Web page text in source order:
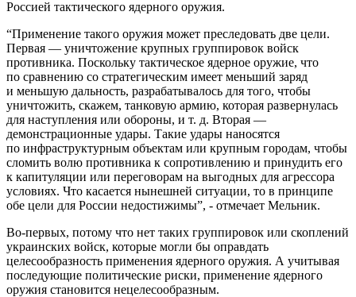
Россией тактического ядерного оружия.
“Применение такого оружия может преследовать две цели.
Первая — уничтожение крупных группировок войск
противника. Поскольку тактическое ядерное оружие, что
по сравнению со стратегическим имеет меньший заряд
и меньшую дальность, разрабатывалось для того, чтобы
уничтожить, скажем, танковую армию, которая развернулась
для наступления или обороны, и т. д. Вторая —
демонстрационные удары. Такие удары наносятся
по инфраструктурным объектам или крупным городам, чтобы
сломить волю противника к сопротивлению и принудить его
к капитуляции или переговорам на выгодных для агрессора
условиях. Что касается нынешней ситуации, то в принципе
обе цели для России недостижимы”, - отмечает Мельник.
Во-первых, потому что нет таких группировок или скоплений
украинских войск, которые могли бы оправдать
целесообразность применения ядерного оружия. А учитывая
последующие политические риски, применение ядерного
оружия становится нецелесообразным.